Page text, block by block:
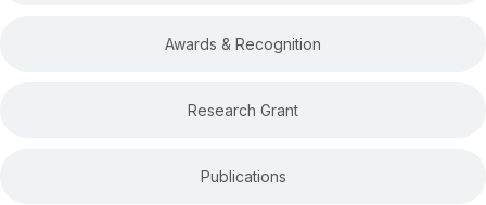
Awards & Recognition
Research Grant
Publications